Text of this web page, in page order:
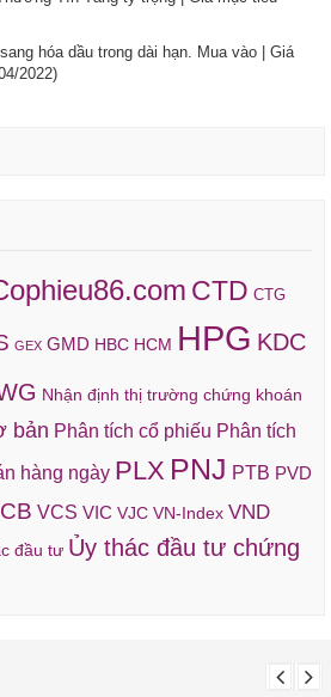
hóa dầu trong dài hạn. Mua vào | Giá
2022)
CTD CTG
GEX GMD HBC HCM HPG KDC
Nhận định thị trường chứng khoán
bản Phân tích cổ phiếu Phân tích
hàng ngày PLX PNJ PTB PVD
VCS VIC VJC VN-Index VND
đầu tư Ủy thác đầu tư chứng